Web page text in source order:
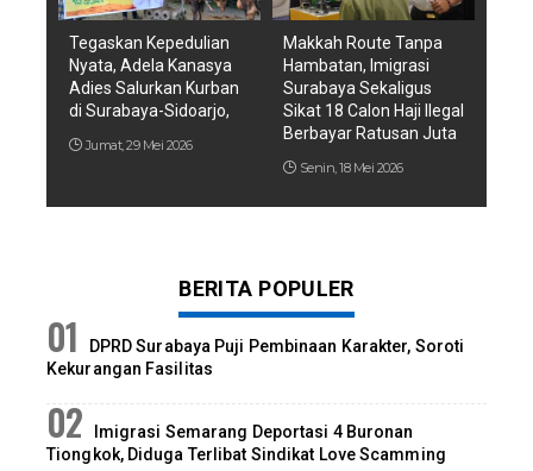
Tegaskan Kepedulian
Nyata, Adela Kanasya
Adies Salurkan Kurban
di Surabaya-Sidoarjo,
Jumat, 29 Mei 2026
Makkah Route Tanpa
Hambatan, Imigrasi
Surabaya Sekaligus
Sikat 18 Calon Haji Ilegal
Berbayar Ratusan Juta
Senin, 18 Mei 2026
BERITA POPULER
DPRD Surabaya Puji Pembinaan Karakter, Soroti
Kekurangan Fasilitas
Imigrasi Semarang Deportasi 4 Buronan
Tiongkok, Diduga Terlibat Sindikat Love Scamming